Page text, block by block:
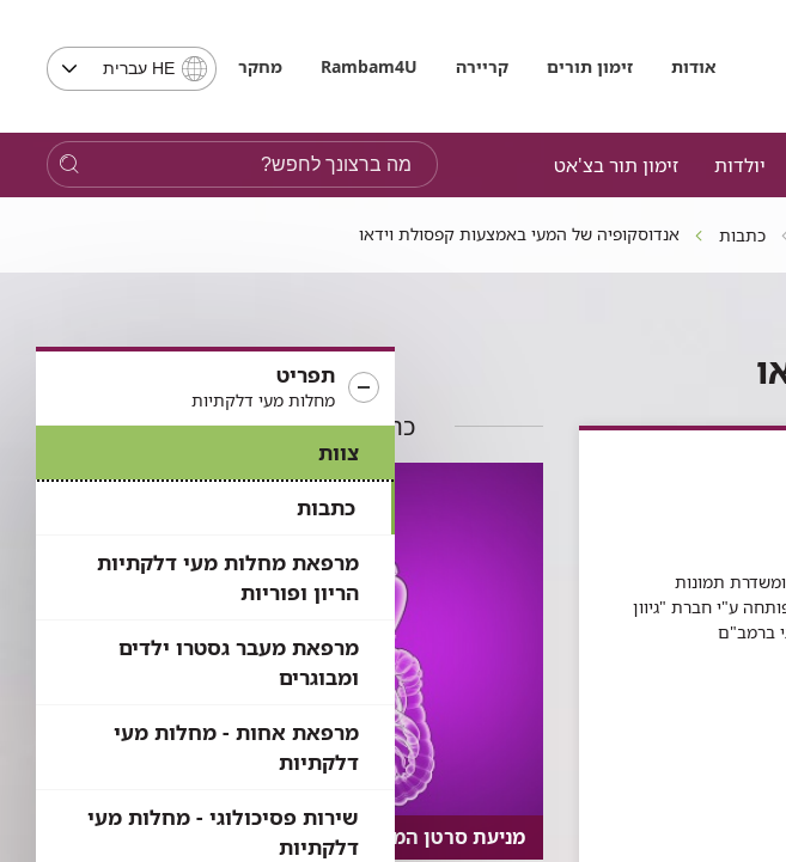
אודות זימון תורים קריירה Rambam4U מחקר
בחירת
שים
לב,
בבחירת
תועבר
לאתר
HE עברית
יולדות זימון תור בצ'אט
מה
ברצונך
לחפש?
כתבות אנדוסקופיה של המעי באמצעות קפסולת וידאו
תפריט
מחלות מעי דלקתיות
צוות
כתבות
מרפאת מחלות מעי דלקתיות
הריון ופוריות
מרפאת מעבר גסטרו ילדים
ומבוגרים
מרפאת אחות - מחלות מעי
דלקתיות
שירות פסיכולוגי - מחלות מעי
דלקתיות
תמונות
ע"י חברת "גיוון
ברמב"ם
כתבות בתחום
מניעת סרטן המעי הגס